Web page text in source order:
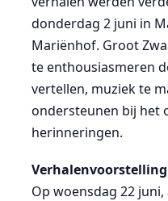
donderdag 2 juni in
Mariënhof. Groot
te enthousiasmeren
vertellen, muziek te
ondersteunen bij het
herinneringen.
Verhalenvoorstelling
Op woensdag 22 juni,